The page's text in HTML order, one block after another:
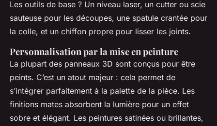
Les outils de base ? Un niveau laser, un cutter ou scie
sauteuse pour les découpes, une spatule crantée pour
la colle, et un chiffon propre pour lisser les joints.
Personnalisation par la mise en peinture
La plupart des panneaux 3D sont conçus pour être
peints. C’est un atout majeur : cela permet de
s’intégrer parfaitement à la palette de la pièce. Les
finitions mates absorbent la lumière pour un effet
sobre et élégant. Les peintures satinées ou brillantes,